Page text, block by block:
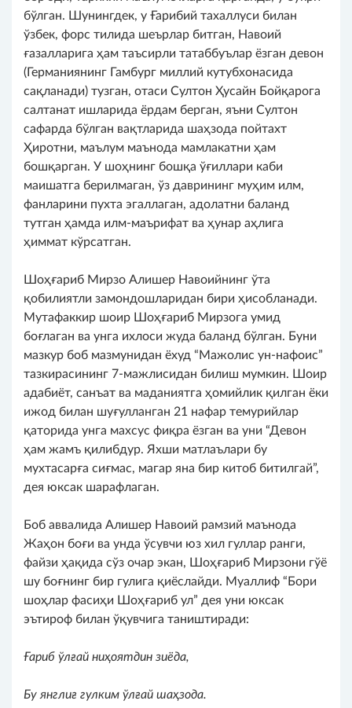
бўлган. Шунингдек, у Ғарибий тахаллуси билан
ўзбек, форс тилида шеърлар битган, Навоий
ғазалларига ҳам таъсирли татаббуълар ёзган девон
(Германиянинг Гамбург миллий кутубхонасида
сақланади) тузган, отаси Султон Ҳусайн Бойқарога
салтанат ишларида ёрдам берган, яъни Султон
сафарда бўлган вақтларида шаҳзода пойтахт
Ҳиротни, маълум маънода мамлакатни ҳам
бошқарган. У шоҳнинг бошқа ўғиллари каби
маишатга берилмаган, ўз даврининг муҳим илм,
фанларини пухта эгаллаган, адолатни баланд
тутган ҳамда илм-маърифат ва ҳунар аҳлига
ҳиммат кўрсатган.
Шоҳғариб Мирзо Алишер Навоийнинг ўта
қобилиятли замондошларидан бири ҳисобланади.
Мутафаккир шоир Шоҳғариб Мирзога умид
боғлаган ва унга ихлоси жуда баланд бўлган. Буни
мазкур боб мазмунидан ёхуд “Мажолис ун-нафоис”
тазкирасининг 7-мажлисидан билиш мумкин. Шоир
адабиёт, санъат ва маданиятга ҳомийлик қилган ёки
ижод билан шуғулланган 21 нафар темурийлар
қаторида унга махсус фиқра ёзган ва уни “Девон
ҳам жамъ қилибдур. Яхши матлаълари бу
мухтасарға сиғмас, магар яна бир китоб битилгай”,
дея юксак шарафлаган.
Боб аввалида Алишер Навоий рамзий маънода
Жаҳон боғи ва унда ўсувчи юз хил гуллар ранги,
файзи ҳақида сўз очар экан, Шоҳғариб Мирзони гўё
шу боғнинг бир гулига қиёслайди. Муаллиф “Бори
шоҳлар фасиҳи Шоҳғариб ул” дея уни юксак
эътироф билан ўқувчига таништиради:
Ғариб ўлғай ниҳоятдин зиёда,
Бу янглиғ гулким ўлғай шаҳзода.